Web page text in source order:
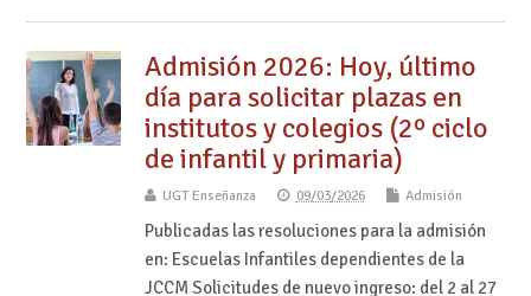
Admisión 2026: Hoy, último
día para solicitar plazas en
institutos y colegios (2º ciclo
de infantil y primaria)
UGT Enseñanza 09/03/2026 Admisión
Publicadas las resoluciones para la admisión
en: Escuelas Infantiles dependientes de la
JCCM Solicitudes de nuevo ingreso: del 2 al 27